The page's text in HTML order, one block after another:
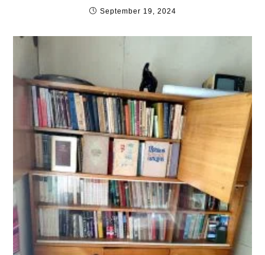
September 19, 2024